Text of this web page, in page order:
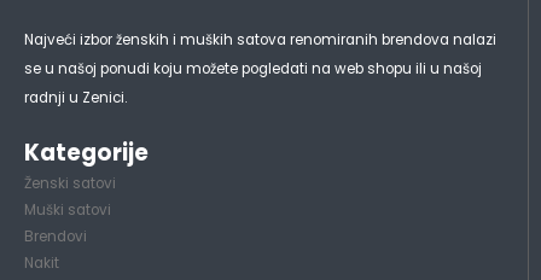
Najveći izbor ženskih i muških satova renomiranih brendova nalazi
se u našoj ponudi koju možete pogledati na web shopu ili u našoj
radnji u Zenici.
Kategorije
Ženski satovi
Muški satovi
Brendovi
Nakit